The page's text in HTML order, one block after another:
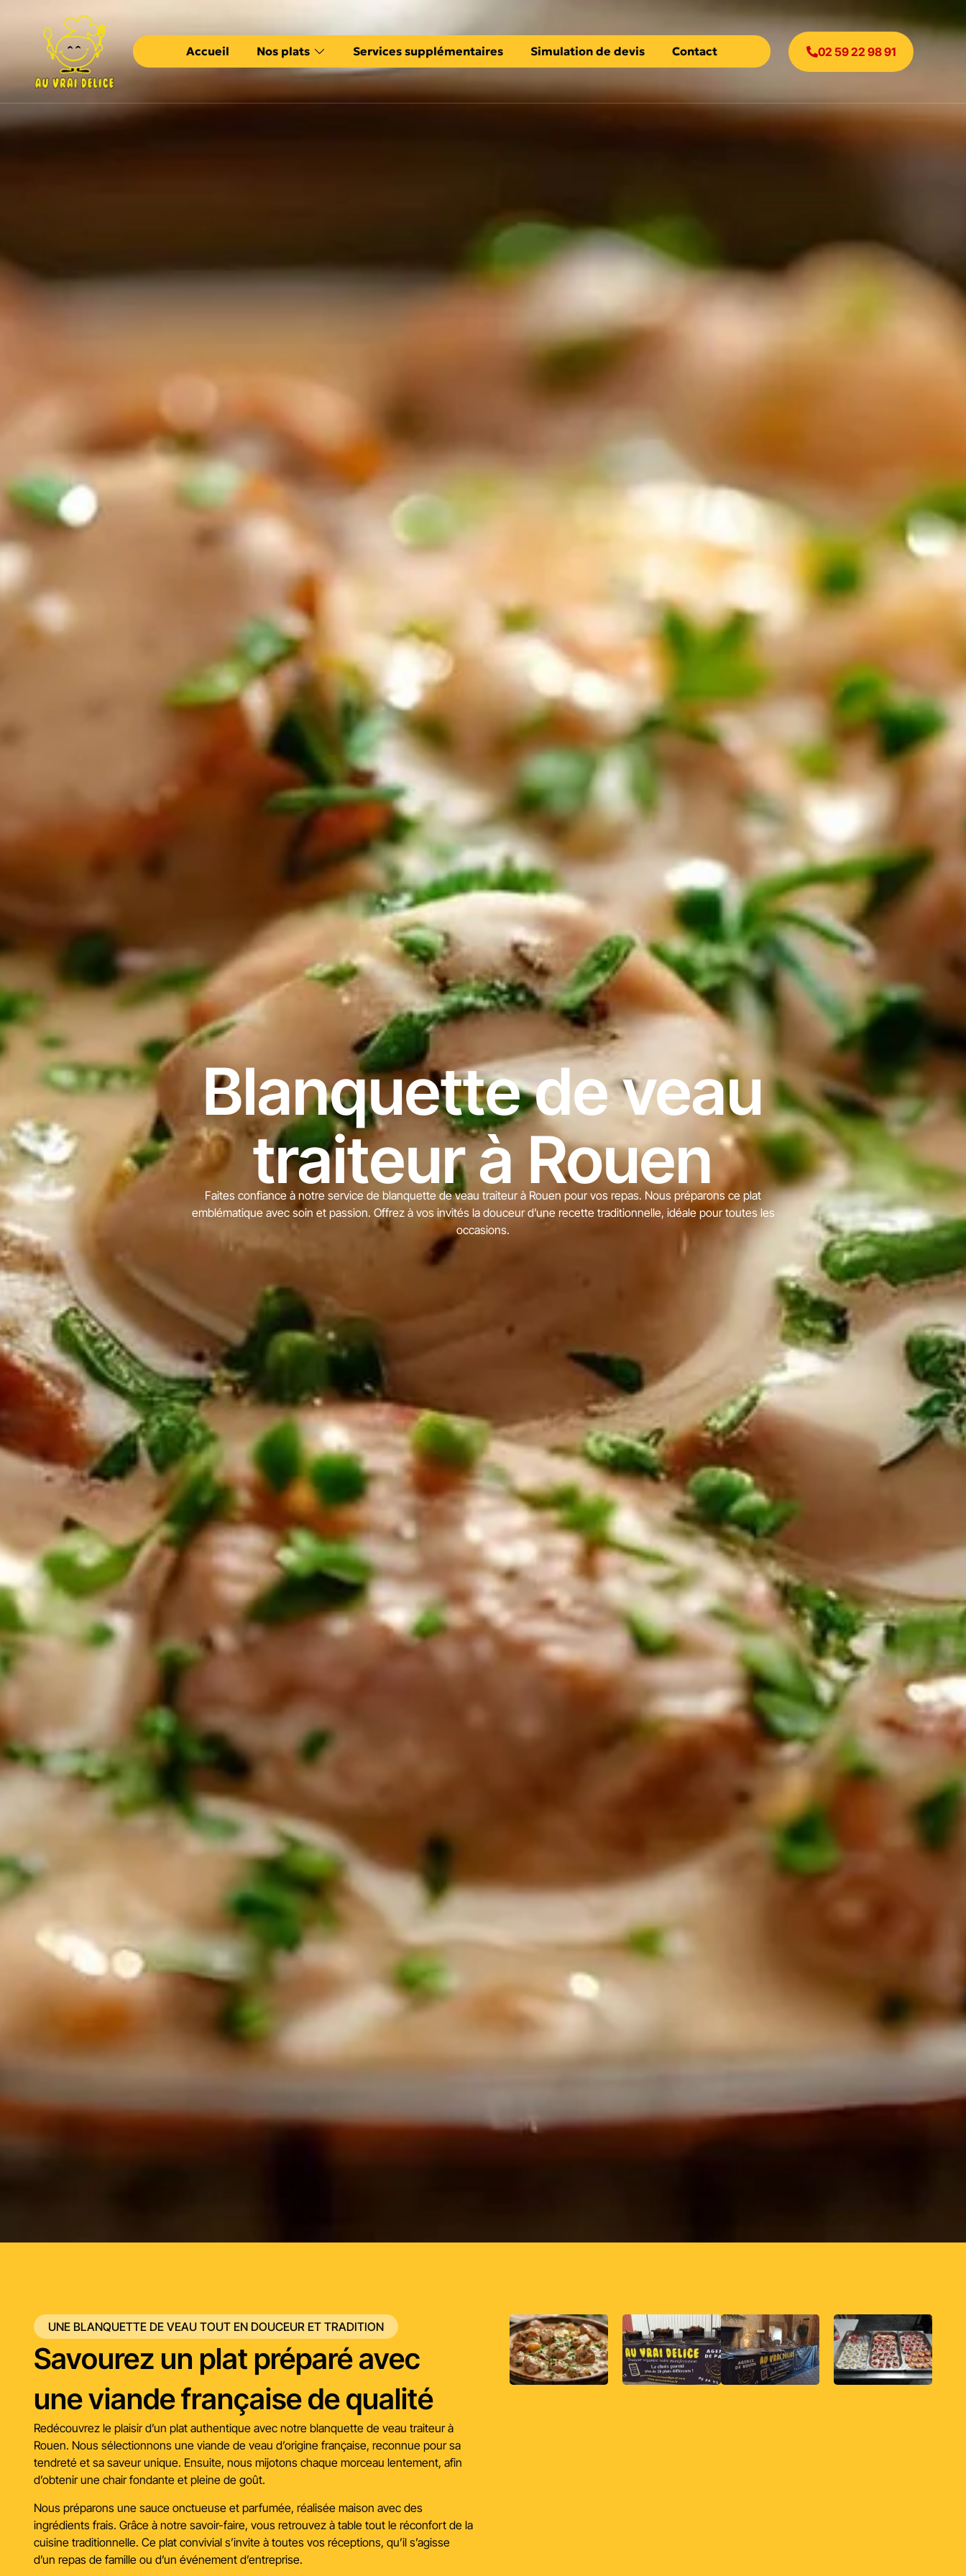
Accueil Nos plats Services supplémentaires Simulation de devis Contact 02 59 22 98 91
Blanquette de veau
traiteur à Rouen
Faites confiance à notre service de blanquette de veau traiteur à Rouen pour vos repas. Nous préparons ce plat
emblématique avec soin et passion. Offrez à vos invités la douceur d’une recette traditionnelle, idéale pour toutes les
occasions.
UNE BLANQUETTE DE VEAU TOUT EN DOUCEUR ET TRADITION
Savourez un plat préparé avec
une viande française de qualité
Redécouvrez le plaisir d’un plat authentique avec notre blanquette de veau traiteur à
Rouen. Nous sélectionnons une viande de veau d’origine française, reconnue pour sa
tendreté et sa saveur unique. Ensuite, nous mijotons chaque morceau lentement, afin
d’obtenir une chair fondante et pleine de goût.
Nous préparons une sauce onctueuse et parfumée, réalisée maison avec des
ingrédients frais. Grâce à notre savoir-faire, vous retrouvez à table tout le réconfort de la
cuisine traditionnelle. Ce plat convivial s’invite à toutes vos réceptions, qu’il s’agisse
d’un repas de famille ou d’un événement d’entreprise.